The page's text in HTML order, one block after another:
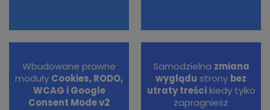
Wbudowane prawne
moduły Cookies, RODO,
WCAG i Google
Consent Mode v2
Samodzielna zmiana
wyglądu strony bez
utraty treścikiedy tylko
zapragniesz